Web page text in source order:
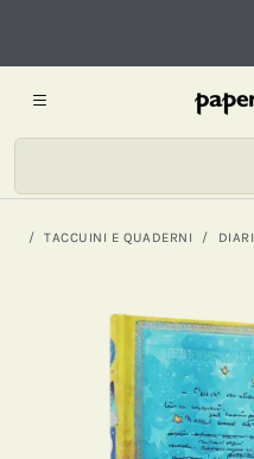
TACCUINI E QUADERNI DIARI